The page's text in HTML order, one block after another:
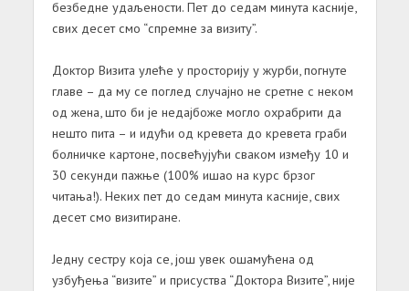
безбедне удаљености. Пет до седам минута касније,
свих десет смо “спремне за визиту”.
Доктор Визита улеће у просторију у журби, погнуте
главе – да му се поглед случајно не сретне с неком
од жена, што би је недајбоже могло охрабрити да
нешто пита – и идући од кревета до кревета граби
болничке картоне, посвећујући сваком између 10 и
30 секунди пажње (100% ишао на курс брзог
читања!). Неких пет до седам минута касније, свих
десет смо визитиране.
Једну сестру која се, још увек ошамућена од
узбуђења “визите” и присуства “Доктора Визите”, није